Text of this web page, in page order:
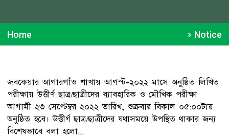
Home Notice
জবকেয়ার আগারগাঁও শাখায় আগস্ট-২০২২ মাসে অনুষ্ঠিত লিখিত
পরীক্ষায় উত্তীর্ণ ছাত্র/ছাত্রীদের ব্যাবহারিক ও মৌখিক পরীক্ষা
আগামী ২৩ সেপ্টেম্বর ২০২২ তারিখ, শুক্রবার বিকাল ০৫:০০টায়
অনুষ্ঠিত হবে। উত্তীর্ণ ছাত্র/ছাত্রীদের যথাসময়ে উপস্থিত থাকার জন্য
বিশেষভাবে বলা হলো...